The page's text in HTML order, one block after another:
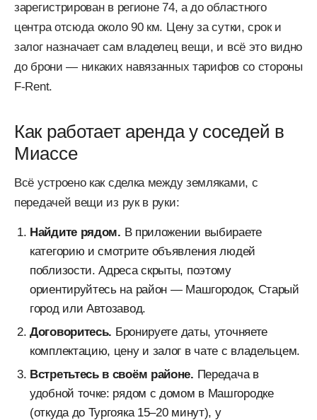
зарегистрирован в регионе 74, а до областного
центра отсюда около 90 км. Цену за сутки, срок и
залог назначает сам владелец вещи, и всё это видно
до брони — никаких навязанных тарифов со стороны
F-Rent.
Как работает аренда у соседей в
Миассе
Всё устроено как сделка между земляками, с
передачей вещи из рук в руки:
Найдите рядом. В приложении выбираете
категорию и смотрите объявления людей
поблизости. Адреса скрыты, поэтому
ориентируйтесь на район — Машгородок, Старый
город или Автозавод.
Договоритесь. Бронируете даты, уточняете
комплектацию, цену и залог в чате с владельцем.
Встретьтесь в своём районе. Передача в
удобной точке: рядом с домом в Машгородке
(откуда до Тургояка 15–20 минут), у